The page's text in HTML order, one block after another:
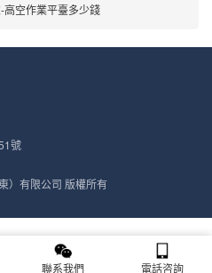
空作業平臺多少錢
號
）有限公司 版權所有
聯系我們 電話咨詢